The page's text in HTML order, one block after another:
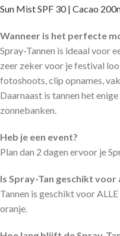
Sun Mist SPF 30 | Cacao
Wanneer is het perfecte
Spray-Tannen is ideaal voor
zeer zeker voor je festival
fotoshoots, clip opnames,
Daarnaast is tannen het
zonnebanken.
Heb je een event?
Plan dan 2 dagen ervoor je
Is Spray-Tan geschikt voor
Tannen is geschikt voor
oranje.